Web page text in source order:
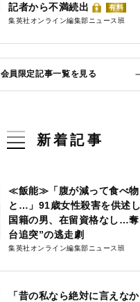
記者から不満続出
有料
集英社オンライン編集部ニュース班
会員限定記事一覧を見る
新着記事
≪飯能≫「腹が減って食べ物
と…」91歳女性殺害を供述
国籍の男、在留資格なし…
台追突”の逃走劇
集英社オンライン編集部ニュース班
「昔の私なら絶対に言えな